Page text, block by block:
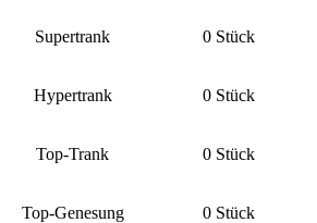
Supertrank 0 Stück
Hypertrank 0 Stück
Top-Trank 0 Stück
Top-Genesung 0 Stück